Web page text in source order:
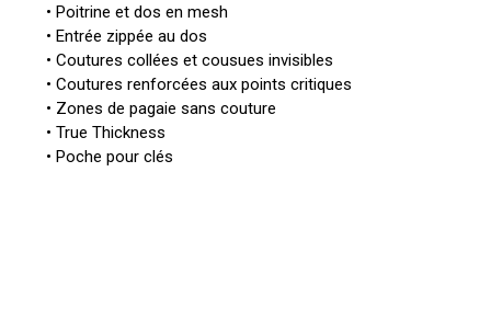
• Poitrine et dos en mesh
• Entrée zippée au dos
• Coutures collées et cousues invisibles
• Coutures renforcées aux points critiques
• Zones de pagaie sans couture
• True Thickness
• Poche pour clés